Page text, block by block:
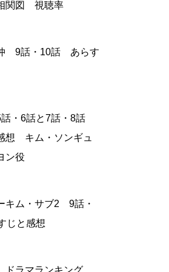
関図 視聴率
9話・10話 あらす
・6話と7話・8話
想 キム・ソンギュ
ン役
キム・サブ2 9話・
じと感想
ラマランキング